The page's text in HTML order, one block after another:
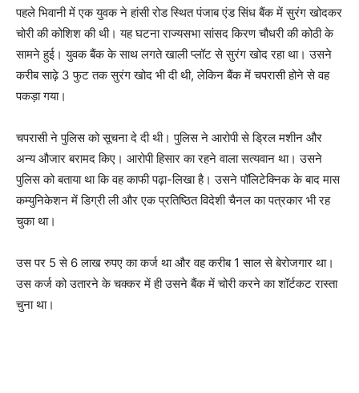
पहले भिवानी में एक युवक ने हांसी रोड स्थित पंजाब एंड सिंध बैंक में सुरंग खोदकर
चोरी की कोशिश की थी। यह घटना राज्यसभा सांसद किरण चौधरी की कोठी के
सामने हुई। युवक बैंक के साथ लगते खाली प्लॉट से सुरंग खोद रहा था। उसने
करीब साढ़े 3 फुट तक सुरंग खोद भी दी थी, लेकिन बैंक में चपरासी होने से वह
पकड़ा गया।
चपरासी ने पुलिस को सूचना दे दी थी। पुलिस ने आरोपी से ड्रिल मशीन और
अन्य औजार बरामद किए। आरोपी हिसार का रहने वाला सत्यवान था। उसने
पुलिस को बताया था कि वह काफी पढ़ा-लिखा है। उसने पॉलिटेक्निक के बाद मास
कम्युनिकेशन में डिग्री ली और एक प्रतिष्ठित विदेशी चैनल का पत्रकार भी रह
चुका था।
उस पर 5 से 6 लाख रुपए का कर्ज था और वह करीब 1 साल से बेरोजगार था।
उस कर्ज को उतारने के चक्कर में ही उसने बैंक में चोरी करने का शॉर्टकट रास्ता
चुना था।